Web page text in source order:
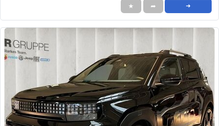
★ ➦ ➜